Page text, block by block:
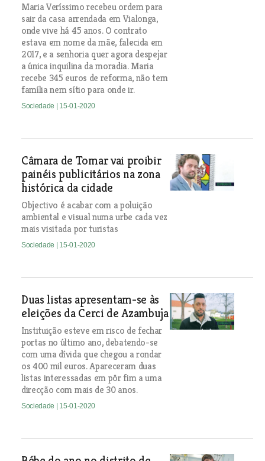
Maria Veríssimo recebeu ordem para
sair da casa arrendada em Vialonga,
onde vive há 45 anos. O contrato
estava em nome da mãe, falecida em
2017, e a senhoria quer agora despejar
a única inquilina da moradia. Maria
recebe 345 euros de reforma, não tem
família nem sítio para onde ir.
Sociedade | 15-01-2020
Câmara de Tomar vai proibir
painéis publicitários na zona
histórica da cidade
Objectivo é acabar com a poluição
ambiental e visual numa urbe cada vez
mais visitada por turistas
Sociedade | 15-01-2020
Duas listas apresentam-se às
eleições da Cerci de Azambuja
Instituição esteve em risco de fechar
portas no último ano, debatendo-se
com uma dívida que chegou a rondar
os 400 mil euros. Apareceram duas
listas interessadas em pôr fim a uma
direcção com mais de 30 anos.
Sociedade | 15-01-2020